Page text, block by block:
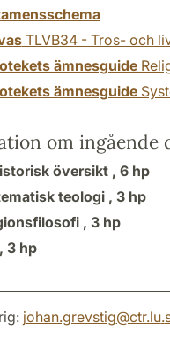
TLVB34 - Tros- och
ämnesguide
ämnesguide
om ingående
översikt , 6 hp
teologi , 3 hp
, 3 hp
3 hp
johan.grevstig@ctr.lu.